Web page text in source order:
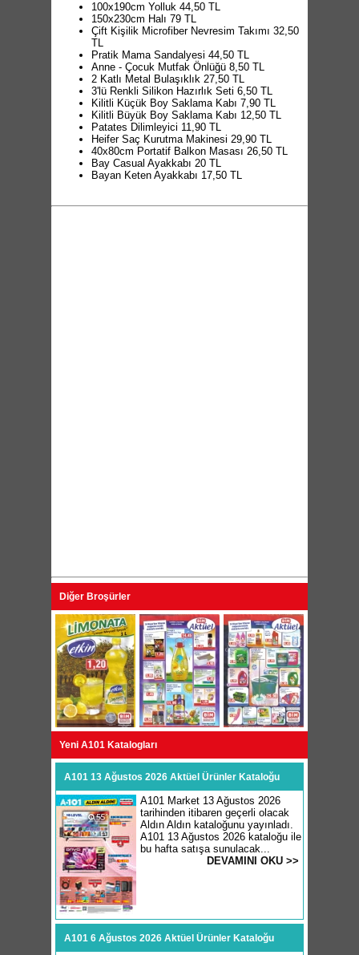
100x190cm Yolluk 44,50 TL
150x230cm Halı 79 TL
Çift Kişilik Microfiber Nevresim Takımı 32,50
TL
Pratik Mama Sandalyesi 44,50 TL
Anne - Çocuk Mutfak Önlüğü 8,50 TL
2 Katlı Metal Bulaşıklık 27,50 TL
3'lü Renkli Silikon Hazırlık Seti 6,50 TL
Kilitli Küçük Boy Saklama Kabı 7,90 TL
Kilitli Büyük Boy Saklama Kabı 12,50 TL
Patates Dilimleyici 11,90 TL
Heifer Saç Kurutma Makinesi 29,90 TL
40x80cm Portatif Balkon Masası 26,50 TL
Bay Casual Ayakkabı 20 TL
Bayan Keten Ayakkabı 17,50 TL
Diğer Broşürler
Yeni A101 Katalogları
A101 13 Ağustos 2026 Aktüel Ürünler Kataloğu
A101 Market 13 Ağustos 2026
tarihinden itibaren geçerli olacak
Aldın Aldın kataloğunu yayınladı.
A101 13 Ağustos 2026 kataloğu ile
bu hafta satışa sunulacak...
DEVAMINI OKU >>
A101 6 Ağustos 2026 Aktüel Ürünler Kataloğu